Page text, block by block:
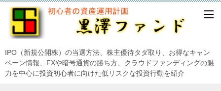
IPO（新規公開株）の当選方法、株主優待タダ取り、お得なキャン
ペーン情報、FXや暗号通貨の勝ち方、クラウドファンディングの魅
力を中心に投資初心者に向けた低リスクな投資行動を紹介